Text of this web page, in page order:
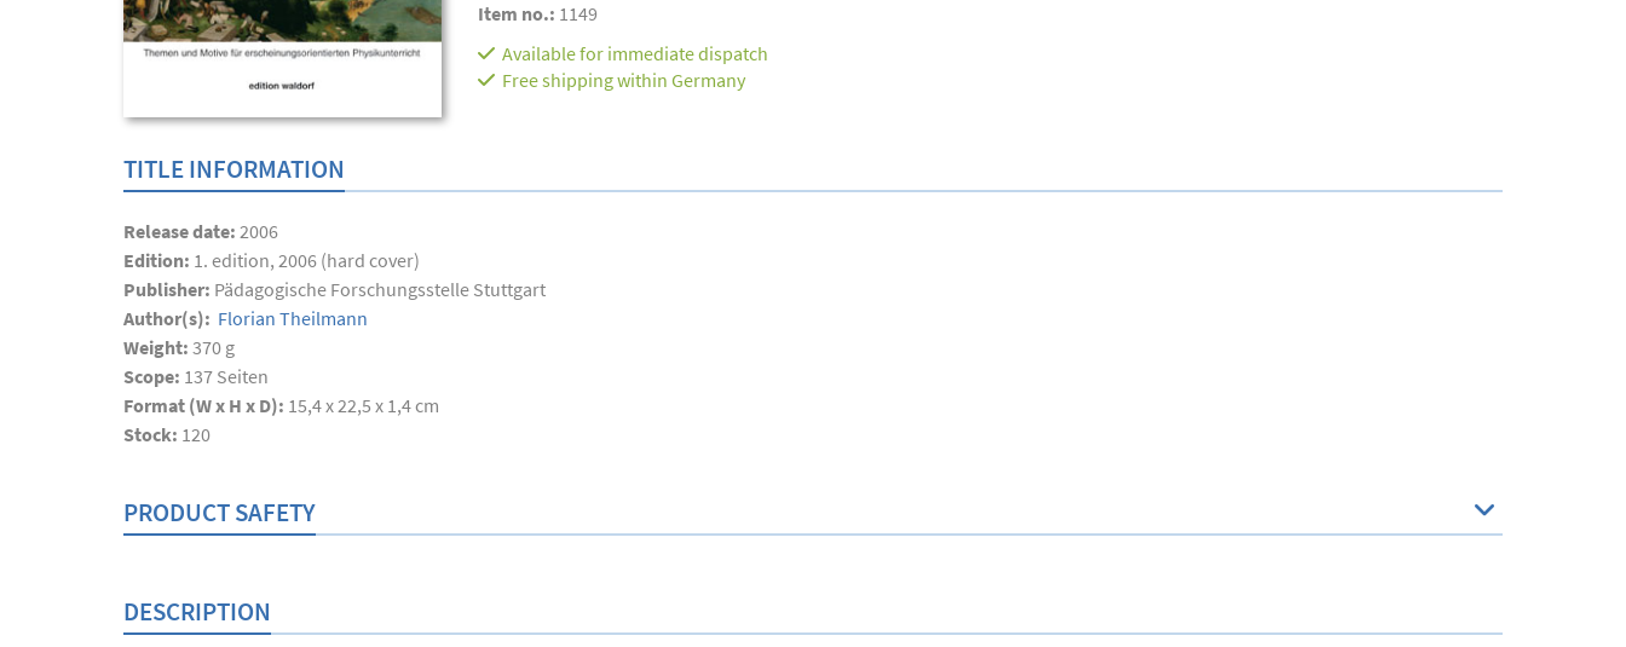
Item no.: 1149
Available for immediate dispatch
Free shipping within Germany
TITLE INFORMATION
Release date: 2006
Edition: 1. edition, 2006 (hard cover)
Publisher: Pädagogische Forschungsstelle Stuttgart
Author(s): Florian Theilmann
Weight: 370 g
Scope: 137 Seiten
Format (W x H x D): 15,4 x 22,5 x 1,4 cm
Stock: 120
PRODUCT SAFETY
DESCRIPTION